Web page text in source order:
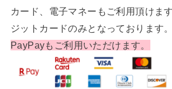
カード、電子マネーもご利用頂けま
ジットカードのみとなっております。
PayPayもご利用いただけます。